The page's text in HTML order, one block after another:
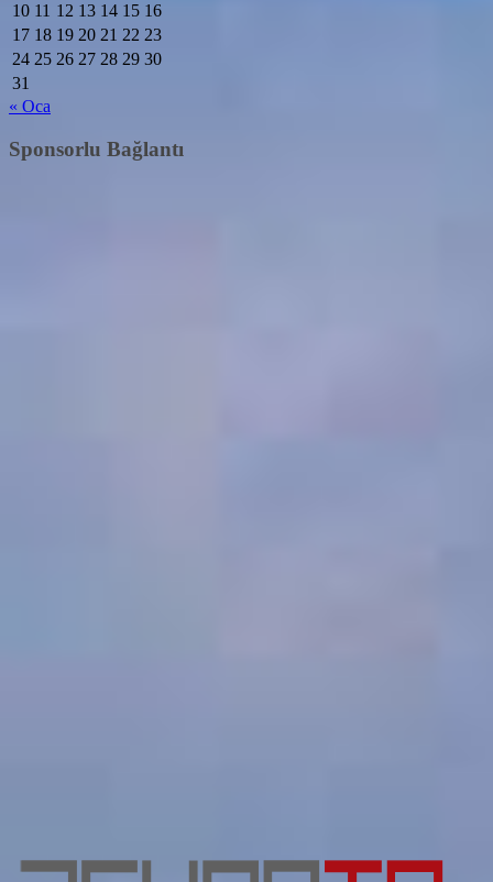
10 11 12 13 14 15 16
17 18 19 20 21 22 23
24 25 26 27 28 29 30
31
« Oca
Sponsorlu Bağlantı